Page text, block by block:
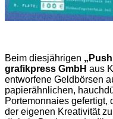
Beim diesjährigen
grafikpress GmbH aus
entworfene Geldbörsen
papierähnlichen,
Portemonnaies gefertigt,
der eigenen Kreativität